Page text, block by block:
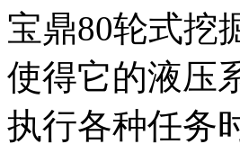
宝鼎80轮式挖
使得它的液压
执行各种任务